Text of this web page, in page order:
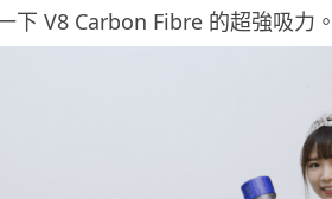
下 V8 Carbon Fibre 的超強吸力。